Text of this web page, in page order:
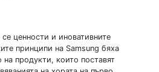
ценности и иновативните
принципи на Samsung бяха
на продукти, които поставят